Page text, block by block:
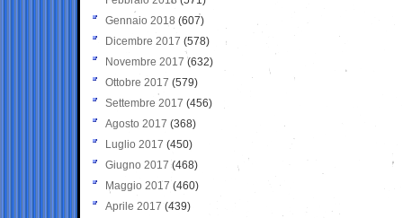
Gennaio 2018 (607)
Dicembre 2017 (578)
Novembre 2017 (632)
Ottobre 2017 (579)
Settembre 2017 (456)
Agosto 2017 (368)
Luglio 2017 (450)
Giugno 2017 (468)
Maggio 2017 (460)
Aprile 2017 (439)